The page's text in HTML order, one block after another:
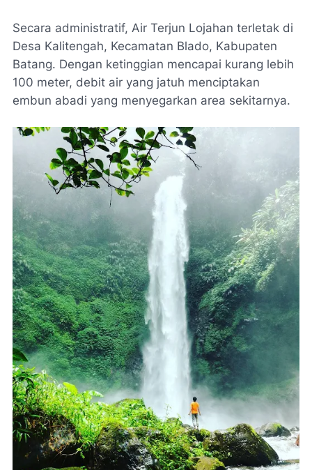
Secara administratif, Air Terjun Lojahan terletak di
Desa Kalitengah, Kecamatan Blado, Kabupaten
Batang. Dengan ketinggian mencapai kurang lebih
100 meter, debit air yang jatuh menciptakan
embun abadi yang menyegarkan area sekitarnya.